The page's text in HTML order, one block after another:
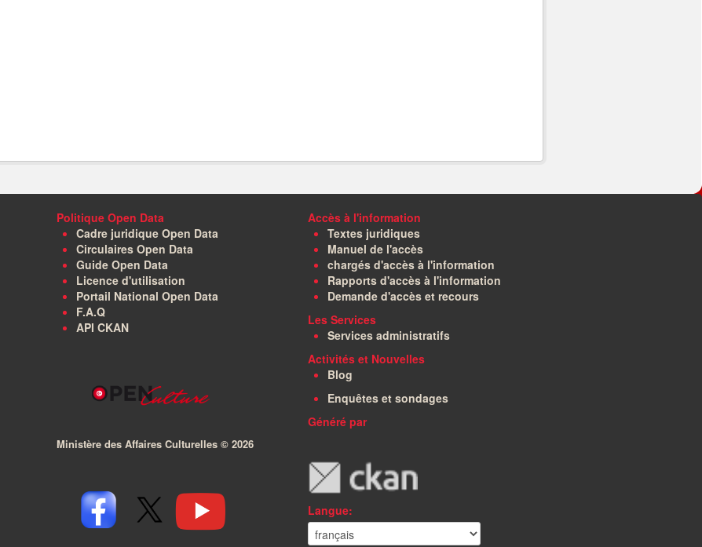
Politique Open Data
Cadre juridique Open Data
Circulaires Open Data
Guide Open Data
Licence d'utilisation
Portail National Open Data
F.A.Q
API CKAN
Ministère des Affaires Culturelles © 2026
Accès à l'information
Textes juridiques
Manuel de l'accès
chargés d'accès à l'information
Rapports d'accès à l'information
Demande d'accès et recours
Les Services
Services administratifs
Activités et Nouvelles
Blog
Enquêtes et sondages
Généré par
Langue